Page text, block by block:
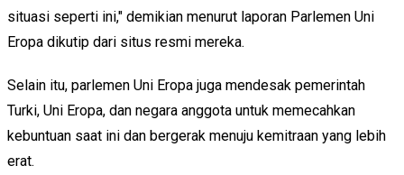
situasi seperti ini," demikian menurut laporan Parlemen Uni
Eropa dikutip dari situs resmi mereka.
Selain itu, parlemen Uni Eropa juga mendesak pemerintah
Turki, Uni Eropa, dan negara anggota untuk memecahkan
kebuntuan saat ini dan bergerak menuju kemitraan yang lebih
erat.